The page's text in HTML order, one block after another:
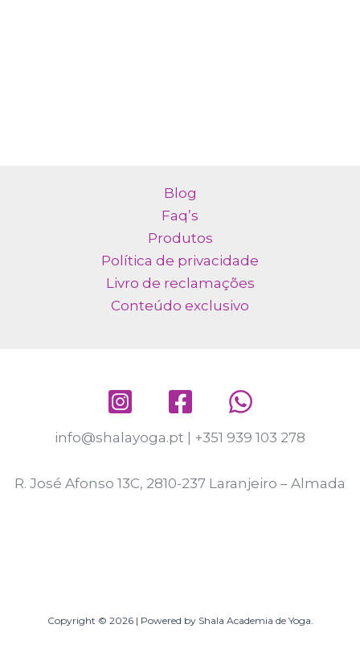
Blog
Faq’s
Produtos
Política de privacidade
Livro de reclamações
Conteúdo exclusivo
info@shalayoga.pt | +351 939 103 278
R. José Afonso 13C, 2810-237 Laranjeiro – Almada
Copyright © 2026 | Powered by Shala Academia de Yoga.